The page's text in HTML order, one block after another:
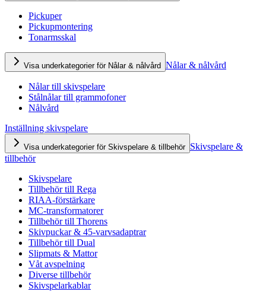
Pickuper
Pickupmontering
Tonarmsskal
Visa underkategorier för Nålar & nålvård Nålar & nålvård
Nålar till skivspelare
Stålnålar till grammofoner
Nålvård
Inställning skivspelare
Visa underkategorier för Skivspelare & tillbehör Skivspelare &
tillbehör
Skivspelare
Tillbehör till Rega
RIAA-förstärkare
MC-transformatorer
Tillbehör till Thorens
Skivpuckar & 45-varvsadaptrar
Tillbehör till Dual
Slipmats & Mattor
Våt avspelning
Diverse tillbehör
Skivspelarkablar